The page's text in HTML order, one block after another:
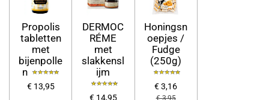
Propolis
tabletten
met
bijenpolle
n
€ 13,95
DERMOC
RÉME
met
slakkensl
ijm
€ 14,95
Honingsn
oepjes /
Fudge
(250g)
€ 3,16